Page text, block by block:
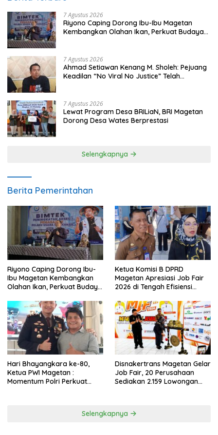
7 Agustus 2026
Riyono Caping Dorong Ibu-Ibu Magetan
Kembangkan Olahan Ikan, Perkuat Budaya
7 Agustus 2026
Ahmad Setiawan Kenang M. Sholeh: Pejuang
Keadilan “No Viral No Justice” Telah
7 Agustus 2026
Lewat Program Desa BRILiaN, BRI Magetan
Dorong Desa Wates Berprestasi
Selengkapnya
Berita Pemerintahan
Riyono Caping Dorong Ibu-
Ibu Magetan Kembangkan
Olahan Ikan, Perkuat Budaya
Ketua Komisi B DPRD
Magetan Apresiasi Job Fair
2026 di Tengah Efisiensi
Hari Bhayangkara ke-80,
Ketua PWI Magetan :
Momentum Polri Perkuat
Disnakertrans Magetan Gelar
Job Fair, 20 Perusahaan
Sediakan 2.159 Lowongan
Selengkapnya